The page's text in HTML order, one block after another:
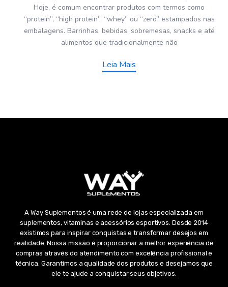
Hoje, é comum encontrar produtos com termos como
“protein”, “high protein”, “whey” ou “zero” estampados nas
embalagens. Barrinhas, bebidas, sobremesas, snacks e até
alimentos que tradicionalmente não
Leia Mais
A Way Suplementos é uma rede de lojas especializada em
suplementos, vitaminas e acessórios esportivos. Desde 2014
existimos para inspirar conquistas e transformar desejos em
realidade. Nossa missão é proporcionar a melhor experiência de
compras através do atendimento com excelência profissional e
técnica. Garantimos a qualidade dos produtos e desejamos que
ele te ajude a conquistar seus objetivos.